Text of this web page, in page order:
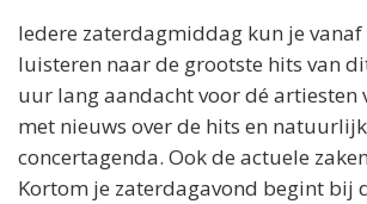
Iedere zaterdagmiddag kun je
luisteren naar de grootste hits van
uur lang aandacht voor dé artiesten
met nieuws over de hits en
concertagenda. Ook de actuele
Kortom je zaterdagavond begint bij